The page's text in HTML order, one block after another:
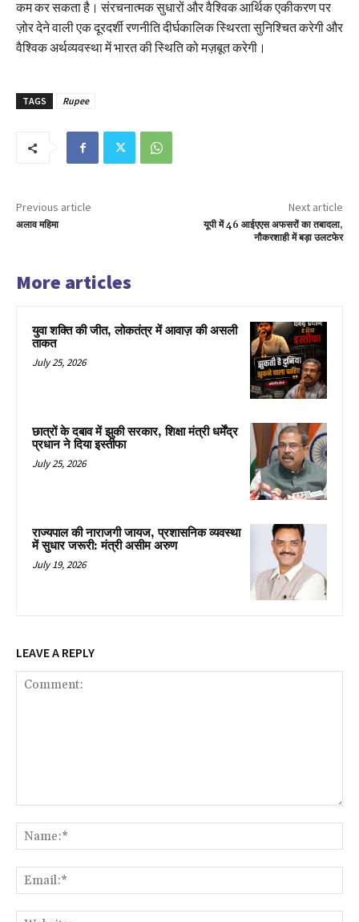
कम कर सकता है। संरचनात्मक सुधारों और वैश्विक आर्थिक एकीकरण पर
ज़ोर देने वाली एक दूरदर्शी रणनीति दीर्घकालिक स्थिरता सुनिश्चित करेगी और
वैश्विक अर्थव्यवस्था में भारत की स्थिति को मज़बूत करेगी।
TAGS Rupee
Previous article
अलाव महिमा
Next article
यूपी में 46 आईएएस अफसरों का तबादला,
नौकरशाही में बड़ा उलटफेर
More articles
युवा शक्ति की जीत, लोकतंत्र में आवाज़ की असली
ताकत
July 25, 2026
छात्रों के दबाव में झुकी सरकार, शिक्षा मंत्री धर्मेंद्र
प्रधान ने दिया इस्तीफा
July 25, 2026
राज्यपाल की नाराजगी जायज, प्रशासनिक व्यवस्था
में सुधार जरूरी: मंत्री असीम अरुण
July 19, 2026
LEAVE A REPLY